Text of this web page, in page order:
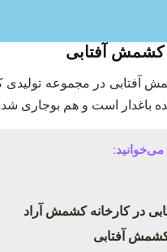
کشمش آفتابی
آفتابی در مجموعه تولیدی
باغدار است و هم بوجاری
می‌خوانید:
در کارخانه کشمش آراد
آفتابی